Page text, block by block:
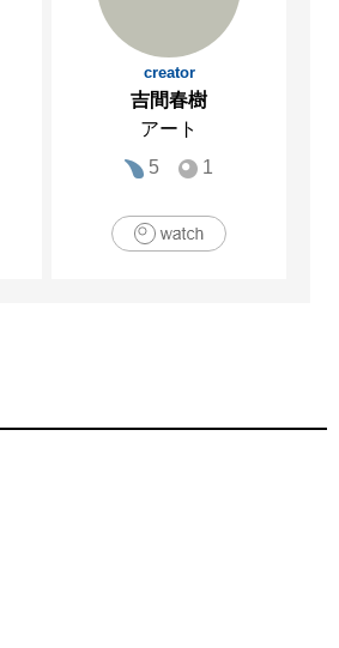
creator
吉間春樹
アート
5
1